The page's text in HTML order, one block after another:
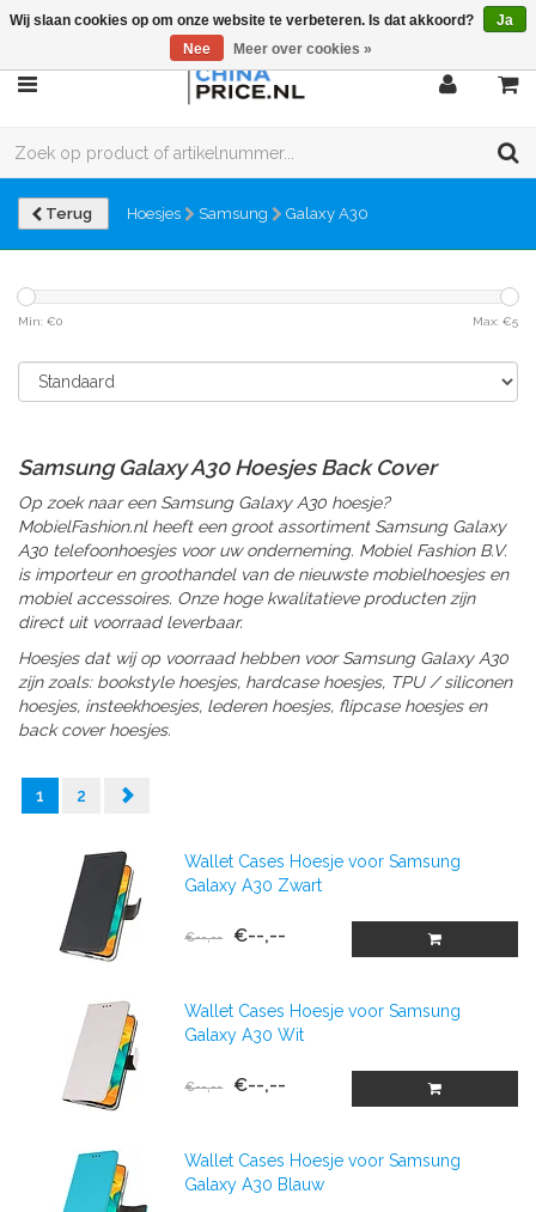
Terug Hoesjes Samsung Galaxy A30
Min: €0 Max: €5
Samsung Galaxy A30 Hoesjes Back Cover
Op zoek naar een Samsung Galaxy A30 hoesje?
MobielFashion.nl heeft een groot assortiment Samsung Galaxy
A30 telefoonhoesjes voor uw onderneming. Mobiel Fashion B.V.
is importeur en groothandel van de nieuwste mobielhoesjes en
mobiel accessoires. Onze hoge kwalitatieve producten zijn
direct uit voorraad leverbaar.
Hoesjes dat wij op voorraad hebben voor Samsung Galaxy A30
zijn zoals: bookstyle hoesjes, hardcase hoesjes, TPU / siliconen
hoesjes, insteekhoesjes, lederen hoesjes, flipcase hoesjes en
back cover hoesjes.
1 2
Wallet Cases Hoesje voor Samsung
Galaxy A30 Zwart
€--,-- €--,--
Wallet Cases Hoesje voor Samsung
Galaxy A30 Wit
€--,-- €--,--
Wallet Cases Hoesje voor Samsung
Galaxy A30 Blauw
Wij slaan cookies op om onze website te verbeteren. Is dat akkoord?
Ja
Nee
Meer over cookies »